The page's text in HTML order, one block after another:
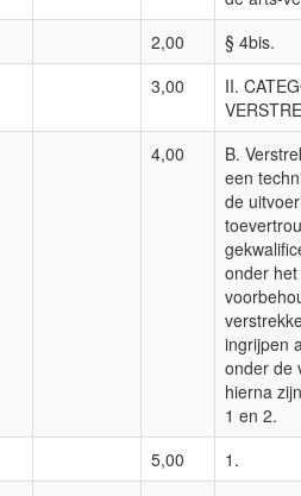
2,00
§ 4bis.
3,00
II.
4,00
B.
een
de
onder
ingrijpen
onder de
hierna
1 en 2.
5,00
1.